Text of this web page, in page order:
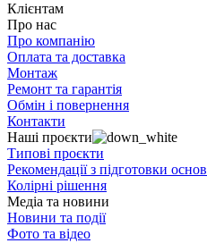
Клієнтам
Про нас
Про компанію
Оплата та доставка
Монтаж
Ремонт та гарантія
Обмін і повернення
Контакти
Наші проєкти
Типові проєкти
Рекомендації з підготовки основ
Колірні рішення
Медіа та новини
Новини та події
Фото та відео